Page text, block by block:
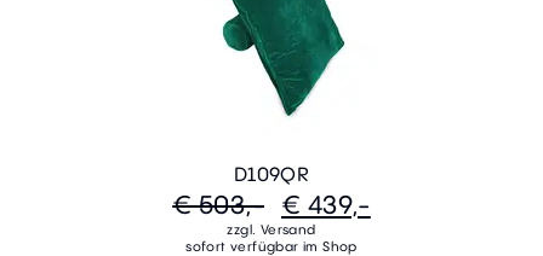
D109QR
€ 503,- € 439,-
zzgl. Versand
sofort verfügbar im Shop